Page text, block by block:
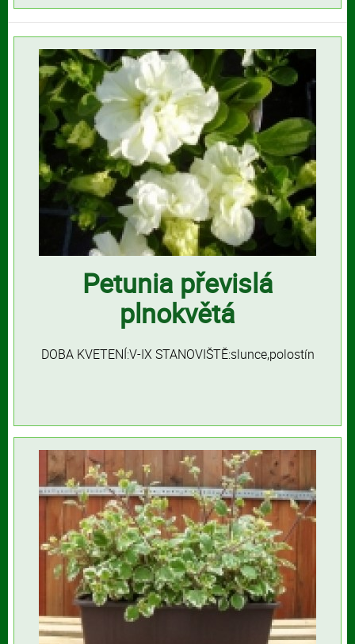
Petunia převislá
plnokvětá
DOBA KVETENÍ:V-IX STANOVIŠTĚ:slunce,polostín